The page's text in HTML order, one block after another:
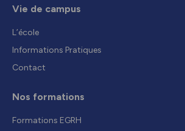
Vie de campus
L’école
Informations Pratiques
Contact
Nos formations
Formations EGRH